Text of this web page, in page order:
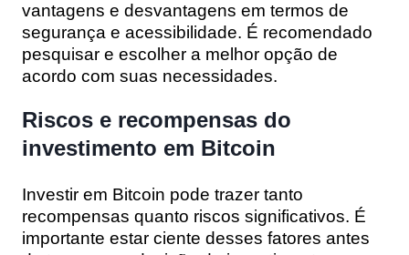
vantagens e desvantagens em termos de
segurança e acessibilidade. É recomendado
pesquisar e escolher a melhor opção de
acordo com suas necessidades.
Riscos e recompensas do
investimento em Bitcoin
Investir em Bitcoin pode trazer tanto
recompensas quanto riscos significativos. É
importante estar ciente desses fatores antes